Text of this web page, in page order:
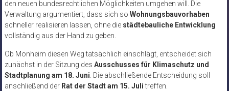
den neuen bundesrechtlichen Möglichkeiten umgehen will. Die
Verwaltung argumentiert, dass sich so Wohnungsbauvorhaben
schneller realisieren lassen, ohne die städtebauliche Entwicklung
vollständig aus der Hand zu geben.
Ob Monheim diesen Weg tatsächlich einschlägt, entscheidet sich
zunächst in der Sitzung des Ausschusses für Klimaschutz und
Stadtplanung am 18. Juni. Die abschließende Entscheidung soll
anschließend der Rat der Stadt am 15. Julitreffen.